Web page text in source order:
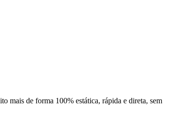
mais de forma 100% estática, rápida e direta, sem